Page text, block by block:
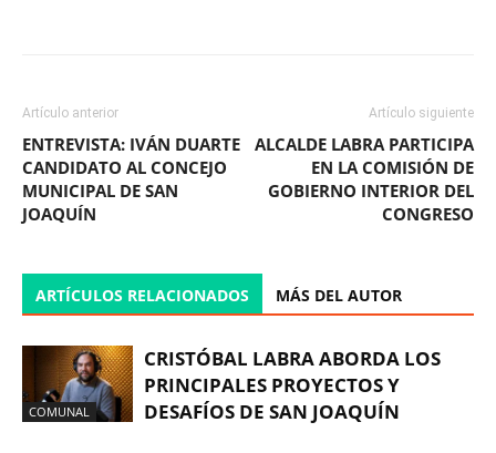
Artículo anterior
ENTREVISTA: IVÁN DUARTE
CANDIDATO AL CONCEJO
MUNICIPAL DE SAN
JOAQUÍN
Artículo siguiente
ALCALDE LABRA PARTICIPA
EN LA COMISIÓN DE
GOBIERNO INTERIOR DEL
CONGRESO
ARTÍCULOS RELACIONADOS MÁS DEL AUTOR
COMUNAL
CRISTÓBAL LABRA ABORDA LOS
PRINCIPALES PROYECTOS Y
DESAFÍOS DE SAN JOAQUÍN